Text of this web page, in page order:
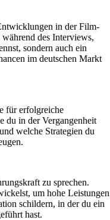
in der Film-
des Interviews,
sondern auch ein
im deutschen Markt
für erfolgreiche
du in der Vergangenheit
welche Strategien du
zu sprechen.
um hohe Leistungen
schildern, in der du ein
hast.